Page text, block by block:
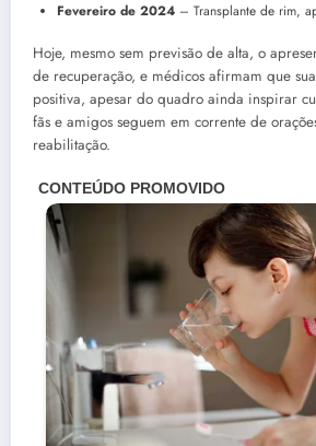
Fevereiro de 2024 – Transplante de rim,
Hoje, mesmo sem previsão de alta, o
de recuperação, e médicos afirmam que
positiva, apesar do quadro ainda inspirar
fãs e amigos seguem em corrente de
reabilitação.